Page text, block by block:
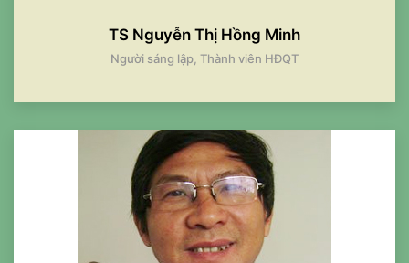
TS Nguyễn Thị Hồng Minh
Người sáng lập, Thành viên HĐQT